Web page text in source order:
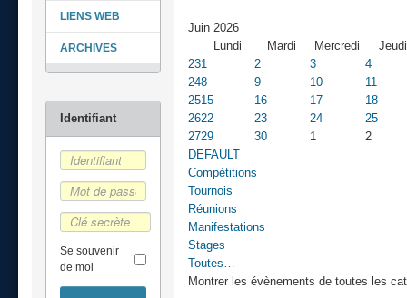
Se souvenir
de moi
LIENS WEB
ARCHIVES
Juin 2026
Lundi
Mardi Mercredi
Jeudi
231 2 3
4
248 9 10
11
2515 16 17
18
2622 23 24
25
2729 30 1
2
DEFAULT
Compétitions
Tournois
Réunions
Manifestations
Stages
Toutes…
Montrer les évènements de toutes les